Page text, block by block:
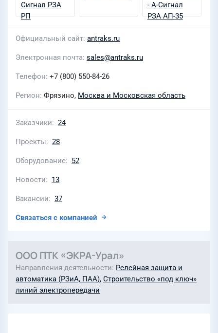
Официальный сайт antraks.ru
Электронная почта sales@antraks.ru
Телефон +7 (800) 550-84-26
Регион Фрязино, Москва и Московская область
Заказчики 24
Проекты 28
Оборудование 52
Новости 13
Вакансии 37
Связаться с компанией
ООО ПТК «ЭКРА-Урал»
Направления деятельности Релейная защита и
автоматика (РЗиА, ПАА), Строительство «под ключ»
линий электропередачи